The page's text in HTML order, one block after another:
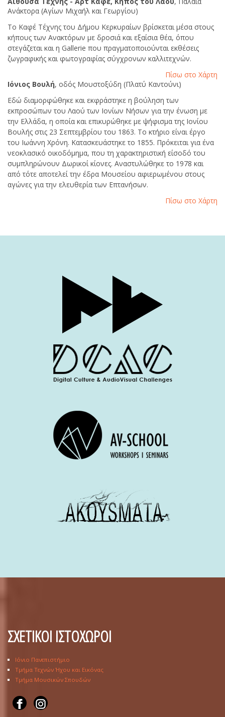
Ανάκτορα (Αγίων Μιχαήλ και Γεωργίου)
Το Καφέ Τέχνης του Δήμου Κερκυραίων βρίσκεται μέσα στους
κήπους των Ανακτόρων με δροσιά και εξαίσια θέα, όπου
στεγάζεται και η Gallerie που πραγματοποιούνται εκθέσεις
ζωγραφικής και φωτογραφίας σύγχρονων καλλιτεχνών.
Πίσω στο Χάρτη
Ιόνιος Βουλή, οδός Μουστοξύδη (Πλατύ Καντούνι)
Εδώ διαμορφώθηκε και εκφράστηκε η βούληση των
εκπροσώπων του Λαού των Ιονίων Νήσων για την ένωση με
την Ελλάδα, η οποία και επικυρώθηκε με ψήφισμα της Ιονίου
Βουλής στις 23 Σεπτεμβρίου του 1863. Το κτήριο είναι έργο
του Ιωάννη Χρόνη. Κατασκευάστηκε το 1855. Πρόκειται για ένα
νεοκλασικό οικοδόμημα, που τη χαρακτηριστική είσοδό του
συμπληρώνουν Δωρικοί κίονες. Αναστυλώθηκε το 1978 και
από τότε αποτελεί την έδρα Μουσείου αφιερωμένου στους
αγώνες για την ελευθερία των Επτανήσων.
Πίσω στο Χάρτη
ΣΧΕΤΙΚΟΙ ΙΣΤΟΧΩΡΟΙ
Ιόνιο Πανεπιστήμιο
Τμήμα Τεχνών Ήχου και Εικόνας
Τμήμα Μουσικών Σπουδών